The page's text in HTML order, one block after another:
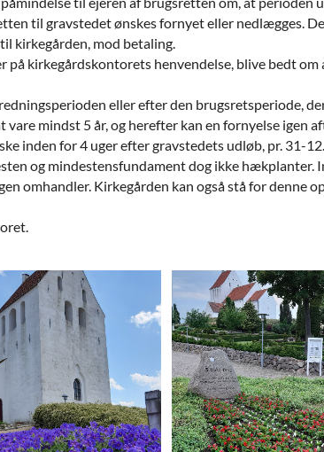
til gravstedet ønskes fornyet eller nedlægges.
kirkegården, mod betaling.
på kirkegårdskontorets henvendelse, blive bedt
eller efter den brugsretsperiode,
mindst 5 år, og herefter kan en fornyelse igen
inden for 4 uger efter gravstedets udløb, pr. 31-12.
og mindestensfundament dog ikke
omhandler. Kirkegården kan også stå for denne